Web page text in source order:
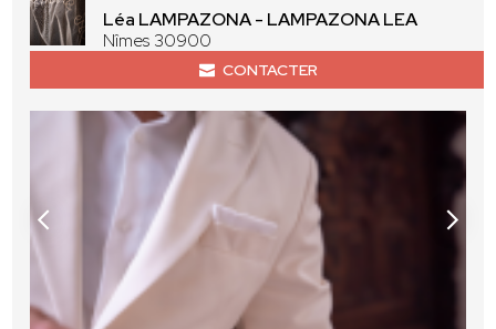
Léa LAMPAZONA - LAMPAZONA LEA
Nîmes 30900
CONTACTER